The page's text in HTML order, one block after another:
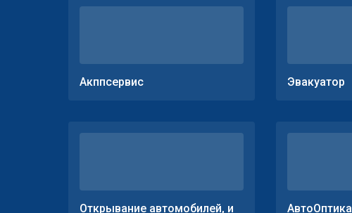
Акппсервис Эвакуатор
Открывание автомобилей, и
АвтоОптика